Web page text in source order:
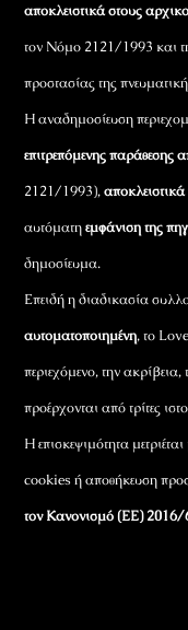
αποκλειστικά στους
τον Νόμο 2121/1993 και
προστασίας της
Η αναδημοσίευση
επιτρεπόμενης
2121/1993),
αυτόματηεμφάνιση της
δημοσίευμα.
Επειδή η διαδικασία
αυτοματοποιημένη, το
περιεχόμενο, την
προέρχονται από τρίτες
Η επισκεψιμότητα
cookies ή αποθήκευση
τον Κανονισμό (ΕΕ)